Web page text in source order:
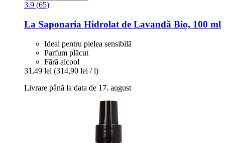
3.9 (65)
La Saponaria Hidrolat de Lavandă Bio, 100 ml
Ideal pentru pielea sensibilă
Parfum plăcut
Fără alcool
31,49 lei (314,90 lei / l)
Livrare până la data de 17. august